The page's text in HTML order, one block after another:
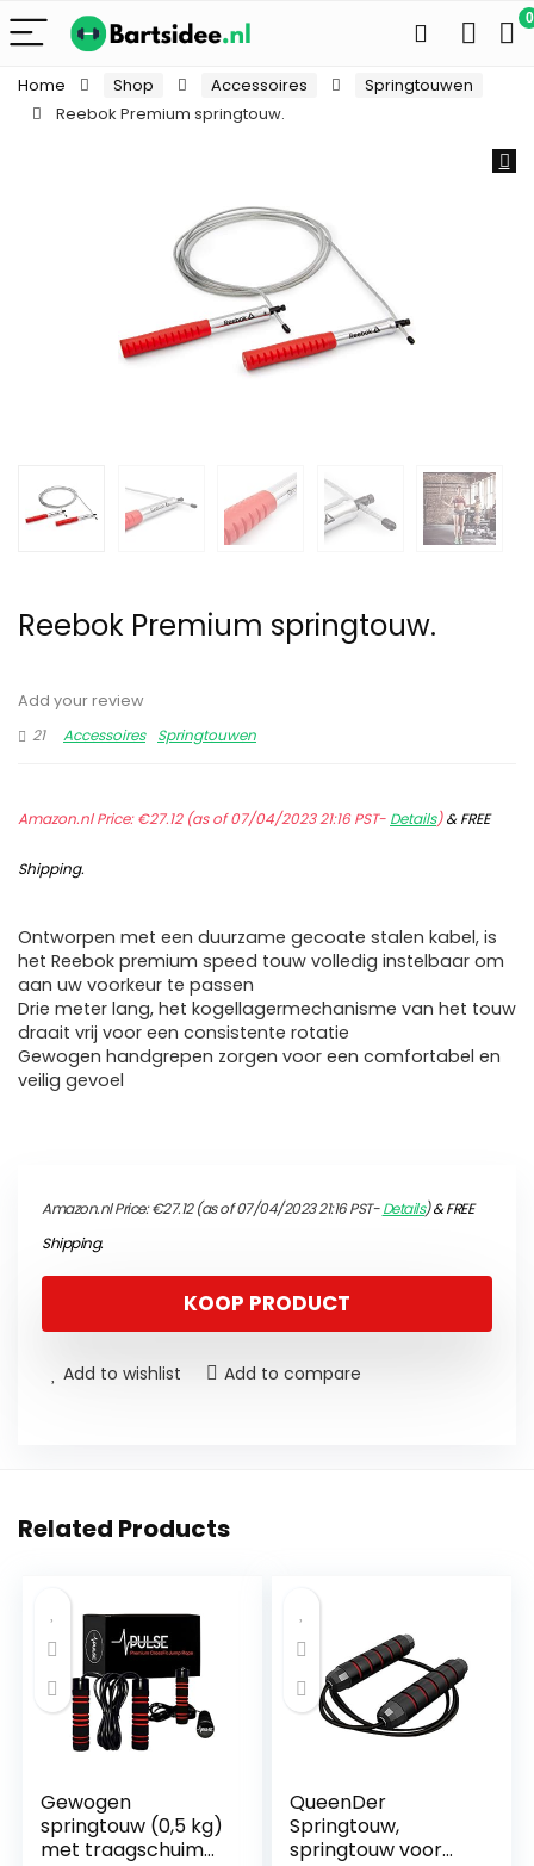
0
Home Shop Accessoires
Springtouwen
Reebok Premium springtouw.
Reebok Premium springtouw.
Add your review
21
Accessoires Springtouwen
Amazon.nl Price:€27.12(as of 07/04/2023 21:16 PST- Details)&FREE
Shipping.
Ontworpen met een duurzame gecoate stalen kabel, is
het Reebok premium speed touw volledig instelbaar om
aan uw voorkeur te passen
Drie meter lang, het kogellagermechanisme van het touw
draait vrij voor een consistente rotatie
Gewogen handgrepen zorgen voor een comfortabel en
veilig gevoel
Amazon.nl Price:€27.12(as of 07/04/2023 21:16 PST-Details)&FREE
Shipping.
KOOP PRODUCT
Add to wishlist Add to compare
Related Products
Gewogen
springtouw (0,5 kg)
met traagschuim
QueenDer
Springtouw,
springtouw voor